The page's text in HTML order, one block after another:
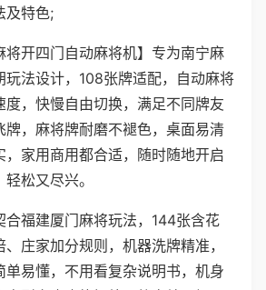
及特色;
将开四门自动麻将机】专为南宁麻
玩法设计，108张牌适配，自动麻将
度，快慢自由切换，满足不同牌友
牌，麻将牌耐磨不褪色，桌面易清
，家用商用都合适，随时随地开启
松又尽兴。
合福建厦门麻将玩法，144张含花
庄家加分规则，机器洗牌精准，
单易懂，不用看复杂说明书，机身